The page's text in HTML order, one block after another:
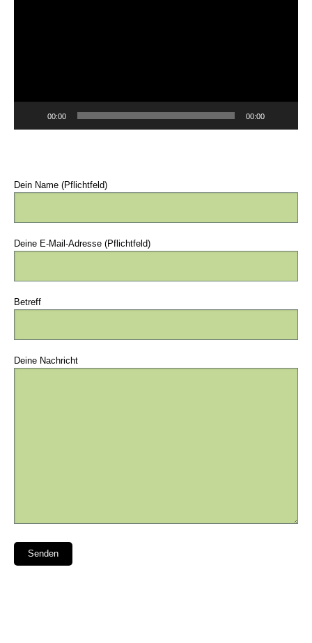
00:00 00:00
Dein Name (Pflichtfeld)
Deine E-Mail-Adresse (Pflichtfeld)
Betreff
Deine Nachricht